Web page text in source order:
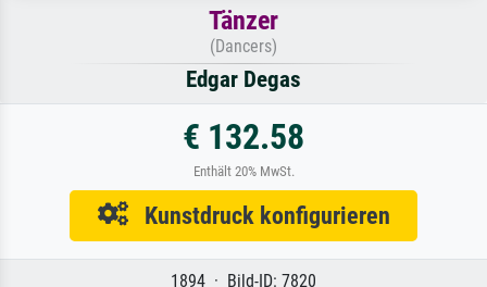
Tänzer
(Dancers)
Edgar Degas
€ 132.58
Enthält 20% MwSt.
Kunstdruck konfigurieren
1894 · Bild-ID: 7820